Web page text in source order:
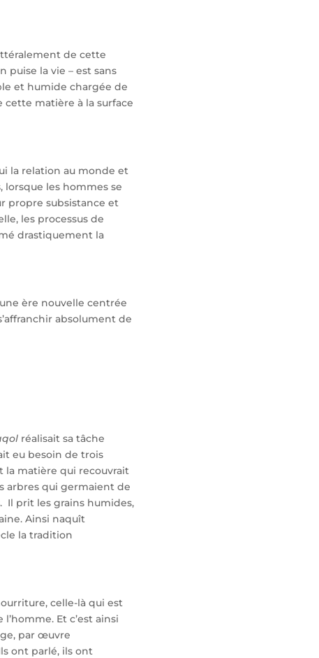
de cette
puise la vie – est sans
et humide chargée de
cette matière à la surface
la relation au monde et
lorsque les hommes se
propre subsistance et
les processus de
drastiquement la
ère nouvelle centrée
absolument de
réalisait sa tâche
eu besoin de trois
la matière qui recouvrait
arbres qui germaient de
Il prit les grains humides,
Ainsi naquît
la tradition
celle-là qui est
Et c’est ainsi
par œuvre
ont parlé, ils ont